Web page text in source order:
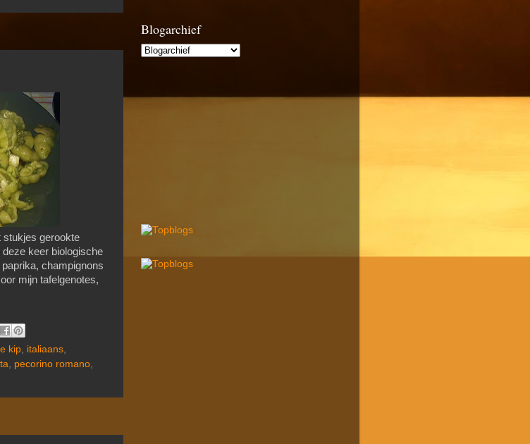
stukjes gerookte
keer biologische
champignons
mijn tafelgenotes,
kip, italiaans,
pecorino romano
Blogarchief